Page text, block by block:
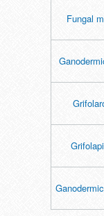
Fungal